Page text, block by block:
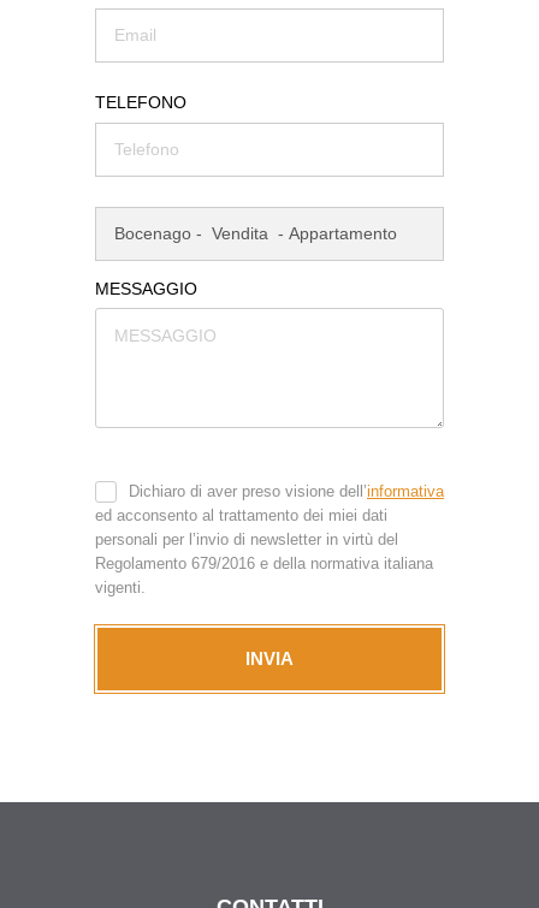
TELEFONO
MESSAGGIO
Dichiaro di aver preso visione dell’informativa
ed acconsento al trattamento dei miei dati
personali per l’invio di newsletter in virtù del
Regolamento 679/2016 e della normativa italiana
vigenti.
INVIA